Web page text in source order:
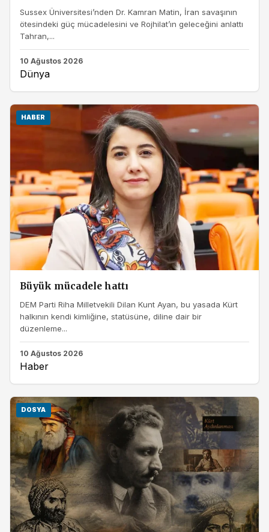
Sussex Üniversitesi’nden Dr. Kamran Matin, İran savaşının
ötesindeki güç mücadelesini ve Rojhilat’ın geleceğini anlattı
Tahran,...
10 Ağustos 2026
Dünya
HABER
Büyük mücadele hattı
DEM Parti Riha Milletvekili Dilan Kunt Ayan, bu yasada Kürt
halkının kendi kimliğine, statüsüne, diline dair bir
düzenleme...
10 Ağustos 2026
Haber
DOSYA